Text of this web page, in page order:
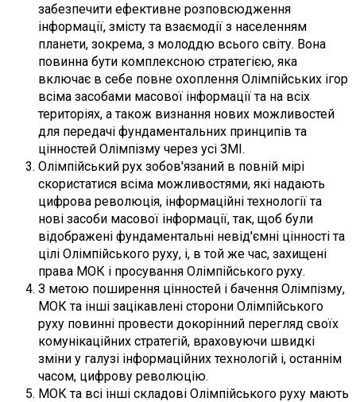
забезпечити ефективне розповсюдження
інформації, змісту та взаємодії з населенням
планети, зокрема, з молоддю всього світу. Вона
повинна бути комплексною стратегією, яка
включає в себе повне охоплення Олімпійських ігор
всіма засобами масової інформації та на всіх
територіях, а також визнання нових можливостей
для передачі фундаментальних принципів та
цінностей Олімпізму через усі ЗМІ.
Олімпійський рух зобов'язаний в повній мірі
скористатися всіма можливостями, які надають
цифрова революція, інформаційні технології та
нові засоби масової інформації, так, щоб були
відображені фундаментальні невід'ємні цінності та
цілі Олімпійського руху, і, в той же час, захищені
права МОК і просування Олімпійського руху.
З метою поширення цінностей і бачення Олімпізму,
МОК та інші зацікавлені сторони Олімпійського
руху повинні провести докорінний перегляд своїх
комунікаційних стратегій, враховуючи швидкі
зміни у галузі інформаційних технологій і, останнім
часом, цифрову революцію.
МОК та всі інші складові Олімпійського руху мають